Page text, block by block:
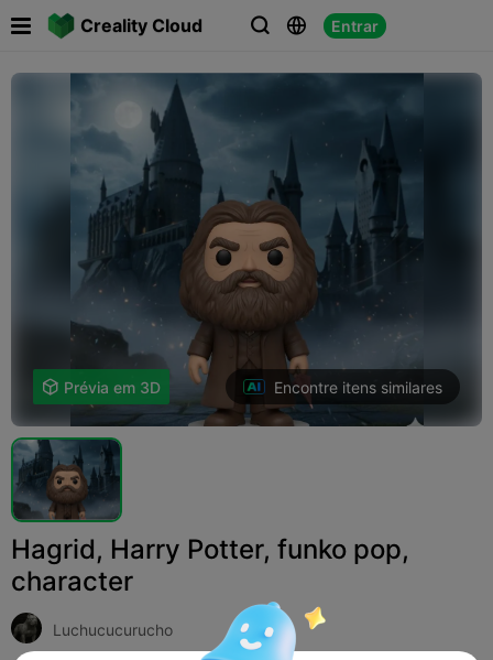
Creality Cloud   Entrar
 
 Prévia em 3D Encontre itens similares
Hagrid, Harry Potter, funko pop,
character
Luchucucurucho